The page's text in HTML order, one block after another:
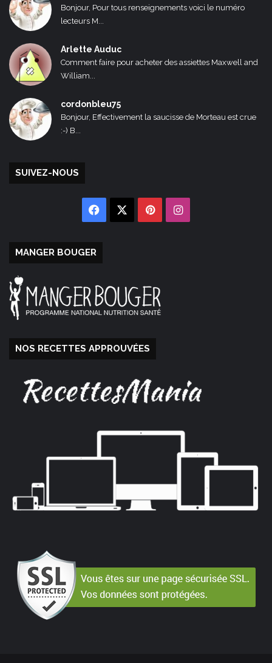
Bonjour, Pour tous renseignements voici le numéro
lecteurs M...
Arlette Auduc
Comment faire pour acheter des assiettes Maxwell and
William...
cordonbleu75
Bonjour, Effectivement la saucisse de Morteau est crue
:-) B...
SUIVEZ-NOUS
Facebook PinterestInstagram
MANGER BOUGER
NOS RECETTES APPROUVÉES